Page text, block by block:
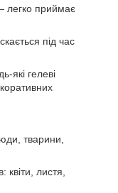
легко приймає
під час
які гелеві
тварини,
листя,